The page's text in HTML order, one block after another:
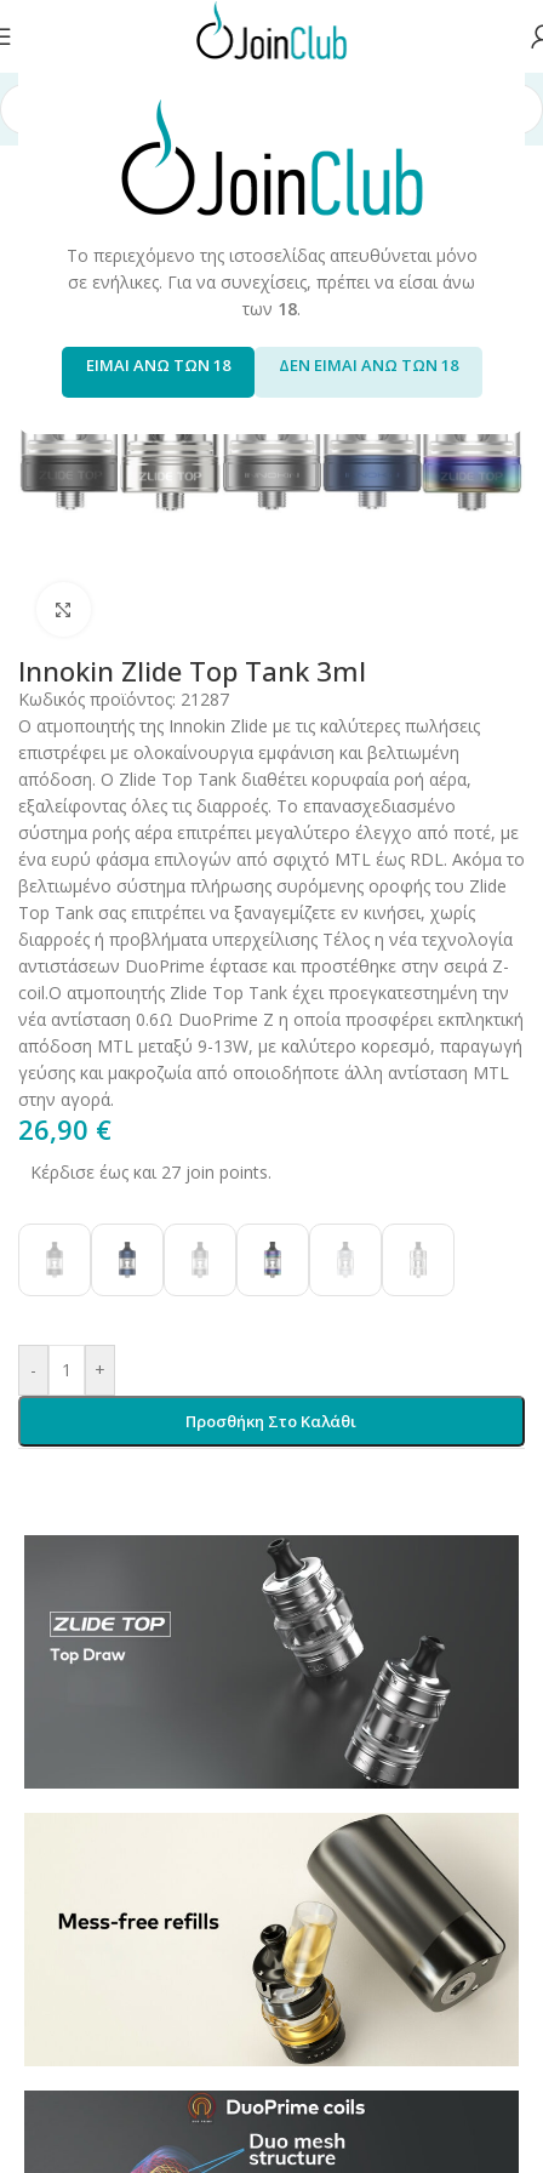
Το περιεχόμενο της ιστοσελίδας απευθύνεται μόνο
σε ενήλικες. Για να συνεχίσεις, πρέπει να είσαι άνω
των 18.
ΕΙΜΑΙ ΑΝΩ ΤΩΝ 18 ΔΕΝ ΕΙΜΑΙ ΑΝΩ ΤΩΝ 18
Συσκευές/Αναλώσιμα
Innokin Zlide Top Tank 3ml
Κωδικός προϊόντος: 21287
Ο ατμοποιητής της Innokin Zlide με τις καλύτερες πωλήσεις
επιστρέφει με ολοκαίνουργια εμφάνιση και βελτιωμένη
απόδοση. Ο Zlide Top Tank διαθέτει κορυφαία ροή αέρα,
εξαλείφοντας όλες τις διαρροές. Το επανασχεδιασμένο
σύστημα ροής αέρα επιτρέπει μεγαλύτερο έλεγχο από ποτέ, με
ένα ευρύ φάσμα επιλογών από σφιχτό MTL έως RDL. Ακόμα το
βελτιωμένο σύστημα πλήρωσης συρόμενης οροφής του Zlide
Top Tank σας επιτρέπει να ξαναγεμίζετε εν κινήσει, χωρίς
διαρροές ή προβλήματα υπερχείλισης Τέλος η νέα τεχνολογία
αντιστάσεων DuoPrime έφτασε και προστέθηκε στην σειρά Z-
coil.Ο ατμοποιητής Zlide Top Tank έχει προεγκατεστημένη την
νέα αντίσταση 0.6Ω DuoPrime Z η οποία προσφέρει εκπληκτική
απόδοση MTL μεταξύ 9-13W, με καλύτερο κορεσμό, παραγωγή
γεύσης και μακροζωία από οποιοδήποτε άλλη αντίσταση MTL
στην αγορά.
26,90 €
Κέρδισε έως και 27 join points.
- +
Προσθήκη Στο Καλάθι